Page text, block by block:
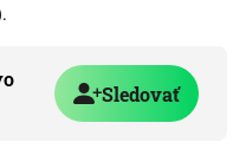
Sledovať